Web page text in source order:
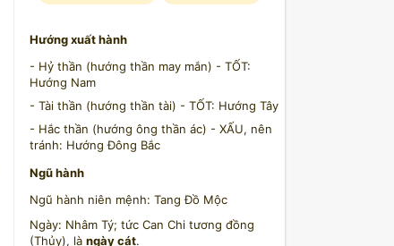
Hướng xuất hành
- Hỷ thần (hướng thần may mắn) - TỐT:
Hướng Nam
- Tài thần (hướng thần tài) - TỐT: Hướng Tây
- Hắc thần (hướng ông thần ác) - XẤU, nên
tránh: Hướng Đông Bắc
Ngũ hành
Ngũ hành niên mệnh: Tang Đồ Mộc
Ngày: Nhâm Tý; tức Can Chi tương đồng
(Thủy), là ngày cát.